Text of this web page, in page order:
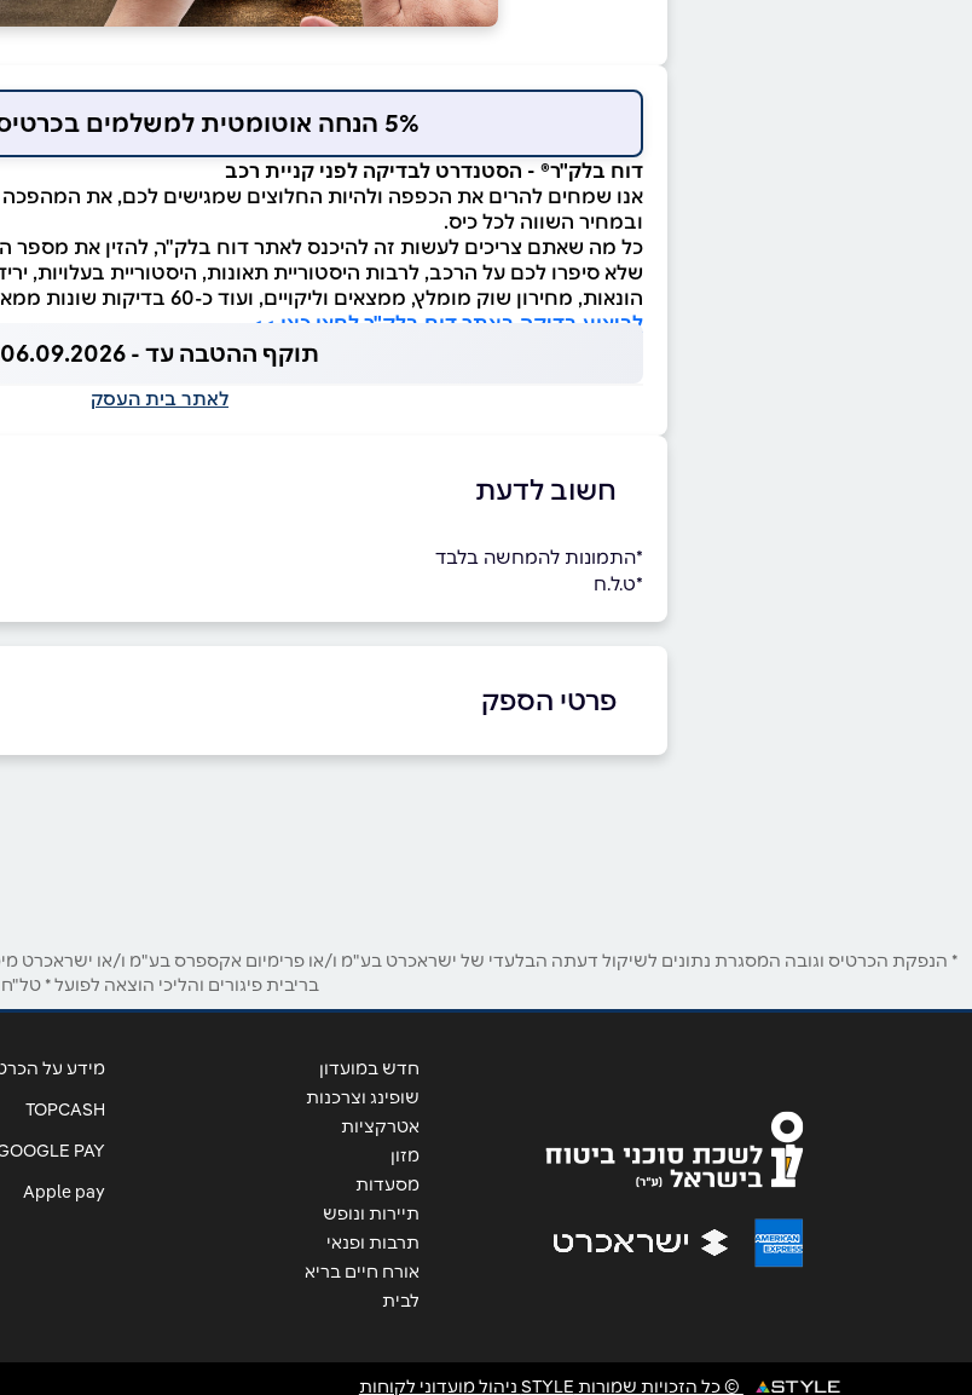
5% הנחה אוטומטית למשלמים בכרטיס המועדון
דוח בלק"ר® - הסטנדרט לבדיקה לפני קניית רכב
אנו שמחים להרים את הכפפה ולהיות החלוצים שמגישים לכם, את המהפכה
ובמחיר השווה לכל כיס.
כל מה שאתם צריכים לעשות זה להיכנס לאתר דוח בלק"ר, להזין את מספר
שלא סיפרו לכם על הרכב, לרבות היסטוריית תאונות, היסטוריית בעלויות,
הונאות, מחירון שוק מומלץ, ממצאים וליקויים, ועוד כ-60 בדיקות שונות ממאגרים רשמיים ופרטיים בבלעדיות.
לביצוע בדיקה באתר דוח בלק"ר לחצו כאן >>
תוקף ההטבה עד - 06.09.2026
לאתר בית העסק
חשוב לדעת
*התמונות להמחשה בלבד
*ט.ל.ח
פרטי הספק
טלפון אימייל*
הודעה*
* הנפקת הכרטיס וגובה המסגרת נתונים לשיקול דעתה הבלעדי של ישראכרט בע"מ ו/או פרימיום אקספרס בע"מ ו/או ישראכרט
בריבית פיגורים והליכי הוצאה לפועל * טל"ח
חדש במועדון
שופינג וצרכנות
אטרקציות
מזון
מסעדות
תיירות ונופש
תרבות ופנאי
אורח חיים בריא
לבית
מידע על
TOPCASH
PAY
Apple pay
© כל הזכויות שמורות STYLE ניהול מועדוני לקוחות